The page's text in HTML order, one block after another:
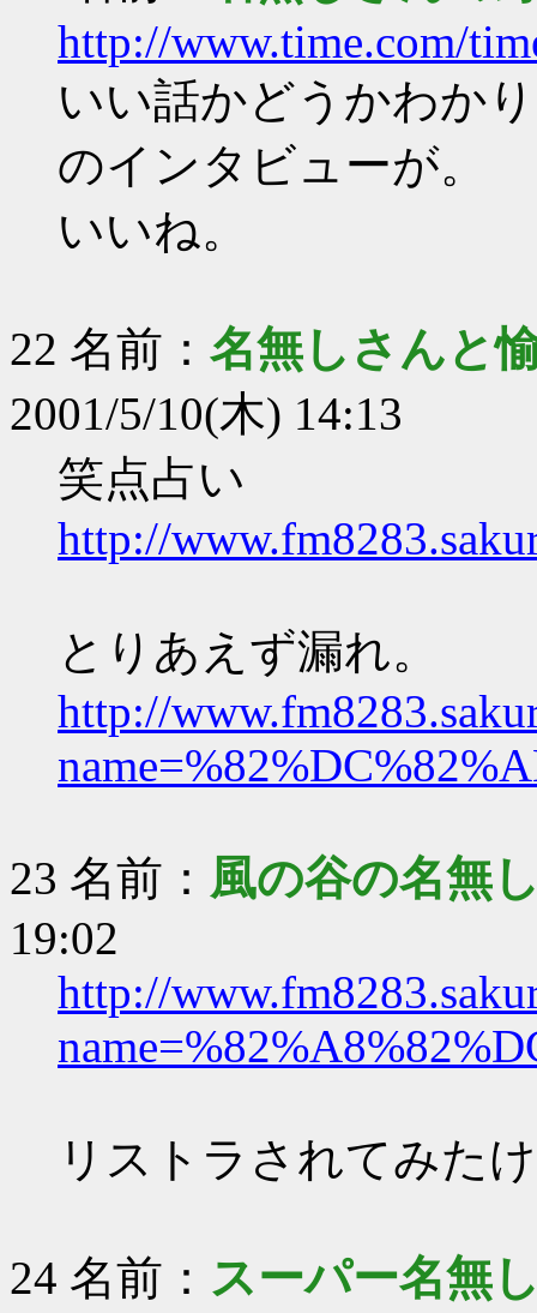
http://www.time.com/
いい話かどうかわか
のインタビューが。
いいね。
22 名前： 名無しさんと
2001/5/10(木) 14:13
笑点占い
http://
とりあえず漏れ。
http://
23 名前： 風の谷の名無
19:02
http://
リストラされてみた
24 名前： スーパー名無